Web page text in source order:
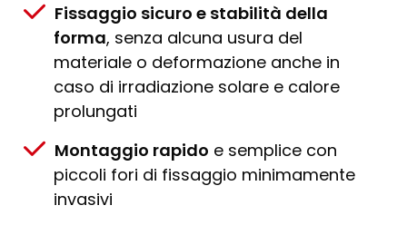
Fissaggio sicuro e stabilità della
forma, senza alcuna usura del
materiale o deformazione anche in
caso di irradiazione solare e calore
prolungati
Montaggio rapido e semplice con
piccoli fori di fissaggio minimamente
invasivi